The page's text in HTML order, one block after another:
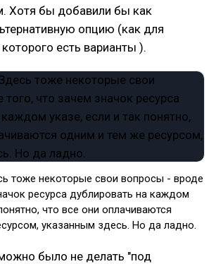
Хотя бы добавили бы как
опцию (как для
есть варианты ).
тоже некоторые свои вопросы - вроде
ресурса дублировать на каждом
что все они оплачиваются
указанным здесь. Но да ладно.
было не делать "под